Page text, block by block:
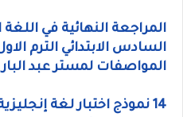
المراجعة النهائية في
السادس الابتدائي الترم
المواصفات لمستر عبد
14 نموذج اختبار لغة